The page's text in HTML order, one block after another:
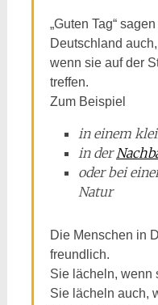
„Guten Tag“
Deutschland auch,
wenn sie auf der
treffen.
Zum Beispiel
in einem
in der
oder bei
Natur
Die Menschen in
freundlich.
Sie lächeln, wenn
Sie lächeln auch,